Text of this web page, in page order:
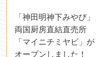
「神田明神下みやび」
両国厨房直結直売所
「マイニチミヤビ」が
オープンしました！